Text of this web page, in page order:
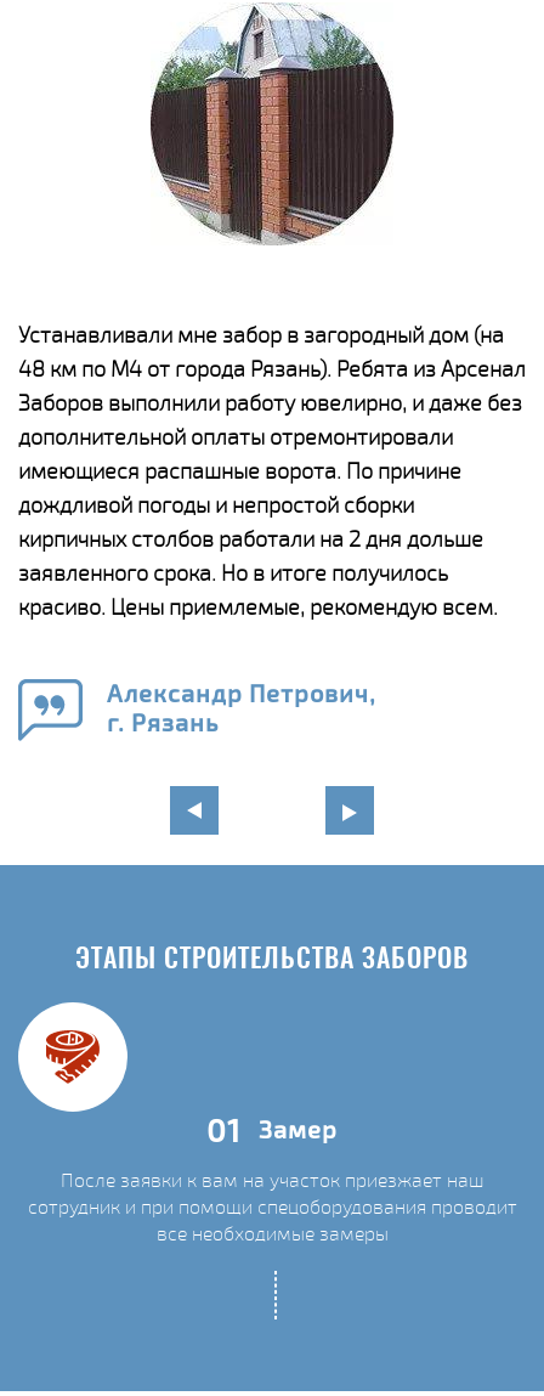
Устанавливали мне забор в загородный дом (на
48 км по М4 от города Рязань). Ребята из Арсенал
Заборов выполнили работу ювелирно, и даже без
дополнительной оплаты отремонтировали
имеющиеся распашные ворота. По причине
дождливой погоды и непростой сборки
кирпичных столбов работали на 2 дня дольше
заявленного срока. Но в итоге получилось
красиво. Цены приемлемые, рекомендую всем.
Александр Петрович,
г. Рязань
ЭТАПЫ СТРОИТЕЛЬСТВА ЗАБОРОВ
01 Замер
После заявки к вам на участок приезжает наш
сотрудник и при помощи спецоборудования проводит
все необходимые замеры